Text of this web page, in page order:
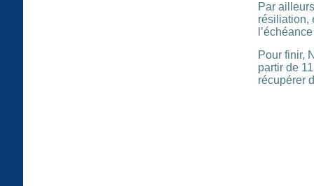
Par
résiliation,
Pour finir,
partir de
récupérer